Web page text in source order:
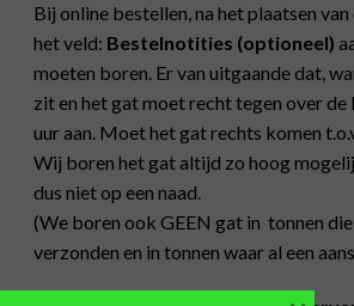
Bij online bestellen, na het plaatsen
het veld: Bestelnotities (optioneel)
moeten boren. Er van uitgaande dat,
zit en het gat moet recht tegen over
uur aan. Moet het gat rechts komen
Wij boren het gat altijd zo hoog
dus niet op een naad.
(We boren ook GEEN gat in tonnen
verzonden en in tonnen waar al een